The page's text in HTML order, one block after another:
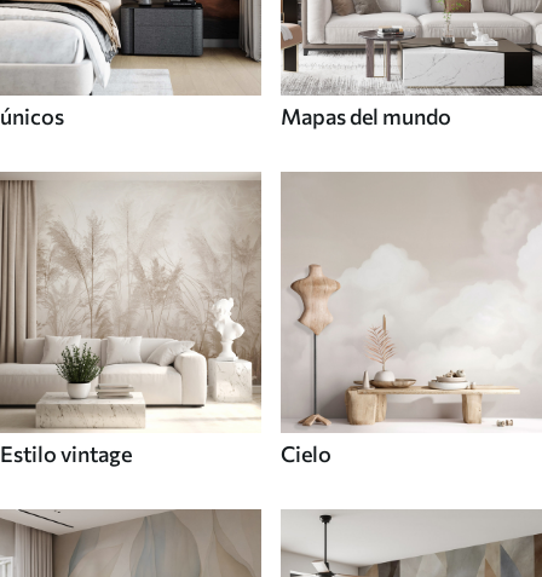
únicos Mapas del mundo
Estilo vintage Cielo